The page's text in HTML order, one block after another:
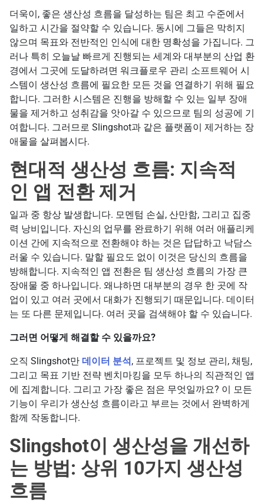
더욱이, 좋은 생산성 흐름을 달성하는 팀은 최고 수준에서
일하고 시간을 절약할 수 있습니다. 동시에 그들은 막히지
않으며 목표와 전반적인 인식에 대한 명확성을 가집니다. 그
러나 특히 오늘날 빠르게 진행되는 세계와 대부분의 산업 환
경에서 그곳에 도달하려면 워크플로우 관리 소프트웨어 시
스템이 생산성 흐름에 필요한 모든 것을 연결하기 위해 필요
합니다. 그러한 시스템은 진행을 방해할 수 있는 일부 장애
물을 제거하고 성취감을 앗아갈 수 있으므로 팀의 성공에 기
여합니다. 그러므로 Slingshot과 같은 플랫폼이 제거하는 장
애물을 살펴봅시다.
현대적 생산성 흐름: 지속적
인 앱 전환 제거
일과 중 항상 발생합니다. 모멘텀 손실, 산만함, 그리고 집중
력 낭비입니다. 자신의 업무를 완료하기 위해 여러 애플리케
이션 간에 지속적으로 전환해야 하는 것은 답답하고 낙담스
러울 수 있습니다. 말할 필요도 없이 이것은 당신의 흐름을
방해합니다. 지속적인 앱 전환은 팀 생산성 흐름의 가장 큰
장애물 중 하나입니다. 왜냐하면 대부분의 경우 한 곳에 작
업이 있고 여러 곳에서 대화가 진행되기 때문입니다. 데이터
는 또 다른 문제입니다. 여러 곳을 검색해야 할 수 있습니다.
그러면 어떻게 해결할 수 있을까요?
오직 Slingshot만 데이터 분석 , 프로젝트 및 정보 관리, 채팅,
그리고 목표 기반 전략 벤치마킹을 모두 하나의 직관적인 앱
에 집계합니다. 그리고 가장 좋은 점은 무엇일까요? 이 모든
기능이 우리가 생산성 흐름이라고 부르는 것에서 완벽하게
함께 작동합니다.
Slingshot이 생산성을 개선하
는 방법: 상위 10가지 생산성
흐름